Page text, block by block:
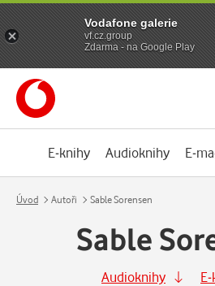
E-knihy Audioknihy E-
Úvod Autoři Sable Sorensen
Sable
Audioknihy
Vodafone galerie
vf.cz.group
Zdarma - na Google Play